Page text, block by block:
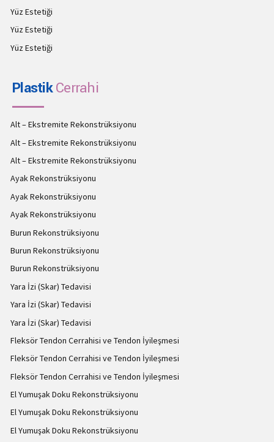
Yüz Estetiği
Yüz Estetiği
Yüz Estetiği
PlastikCerrahi
Alt – Ekstremite Rekonstrüksiyonu
Alt – Ekstremite Rekonstrüksiyonu
Alt – Ekstremite Rekonstrüksiyonu
Ayak Rekonstrüksiyonu
Ayak Rekonstrüksiyonu
Ayak Rekonstrüksiyonu
Burun Rekonstrüksiyonu
Burun Rekonstrüksiyonu
Burun Rekonstrüksiyonu
Yara İzi (Skar) Tedavisi
Yara İzi (Skar) Tedavisi
Yara İzi (Skar) Tedavisi
Fleksör Tendon Cerrahisi ve Tendon İyileşmesi
Fleksör Tendon Cerrahisi ve Tendon İyileşmesi
Fleksör Tendon Cerrahisi ve Tendon İyileşmesi
El Yumuşak Doku Rekonstrüksiyonu
El Yumuşak Doku Rekonstrüksiyonu
El Yumuşak Doku Rekonstrüksiyonu